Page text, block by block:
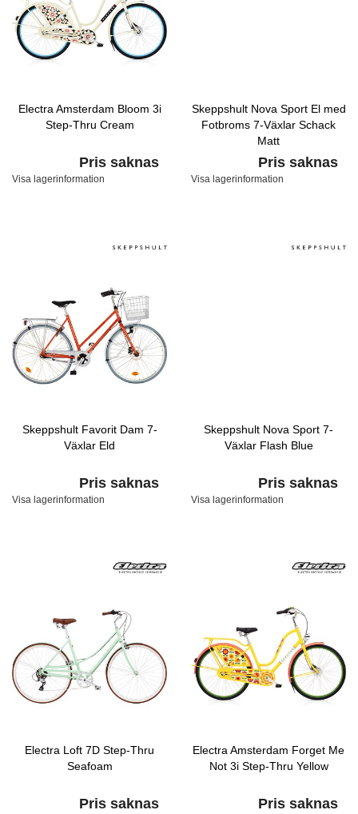
Electra Amsterdam Bloom 3i
Step-Thru Cream
Pris saknas
Visa lagerinformation
Skeppshult Nova Sport El med
Fotbroms 7-Växlar Schack
Matt
Pris saknas
Visa lagerinformation
Skeppshult Favorit Dam 7-
Växlar Eld
Pris saknas
Visa lagerinformation
Skeppshult Nova Sport 7-
Växlar Flash Blue
Pris saknas
Visa lagerinformation
Electra Loft 7D Step-Thru
Seafoam
Pris saknas
Electra Amsterdam Forget Me
Not 3i Step-Thru Yellow
Pris saknas